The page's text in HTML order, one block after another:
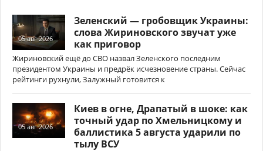
05 авг 2026
Зеленский — гробовщик Украины:
слова Жириновского звучат уже
как приговор
Жириновский ещё до СВО назвал Зеленского последним
президентом Украины и предрёк исчезновение страны. Сейчас
рейтинги рухнули, Залужный готовится к
05 авг 2026
Киев в огне, Драпатый в шоке: как
точный удар по Хмельницкому и
баллистика 5 августа ударили по
тылу ВСУ